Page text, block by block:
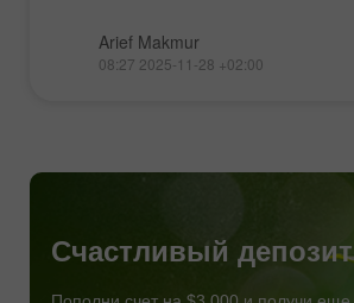
Arief Makmur
08:27 2025-11-28 +02:00
Счастливый депозит